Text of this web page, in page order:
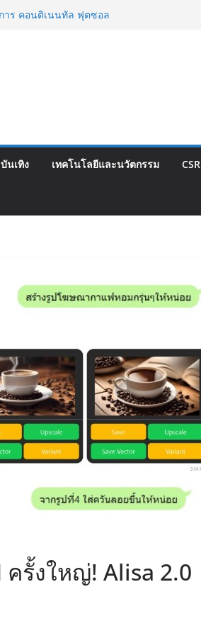
มธรรมาภิบาล แจงชัด
ดึงนักท่องเที่ยว
รก 6 สิงหาคมนี้
กระดับสารสนเทศการ
บันเทิง เทคโนโลยีและนวัตกรรม CSR
รั้งใหญ่! Alisa 2.0